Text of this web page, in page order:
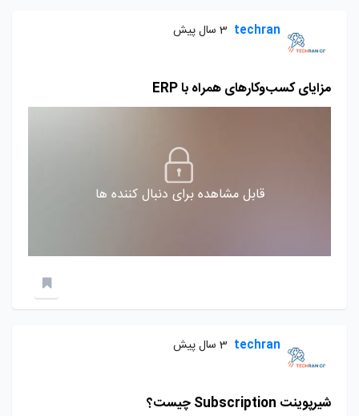
techran 3 سال پیش
مزایای کسب‌وکارهای همراه با ERP
قابل مشاهده برای دنبال کننده ها
techran 3 سال پیش
شیرپوینت Subscription چیست؟